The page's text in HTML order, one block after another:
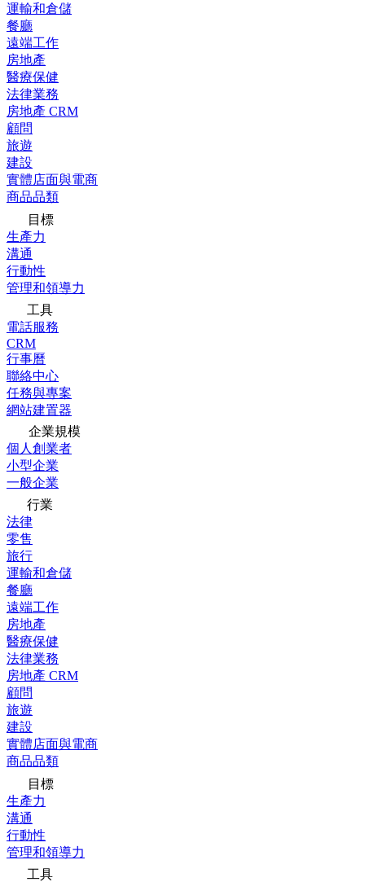
運輸和倉儲
餐廳
遠端工作
房地產
醫療保健
法律業務
房地產 CRM
顧問
旅遊
建設
實體店面與電商
商品品類
目標
生產力
溝通
行動性
管理和領導力
工具
電話服務
CRM
行事曆
聯絡中心
任務與專案
網站建置器
企業規模
個人創業者
小型企業
一般企業
行業
法律
零售
旅行
運輸和倉儲
餐廳
遠端工作
房地產
醫療保健
法律業務
房地產 CRM
顧問
旅遊
建設
實體店面與電商
商品品類
目標
生產力
溝通
行動性
管理和領導力
工具